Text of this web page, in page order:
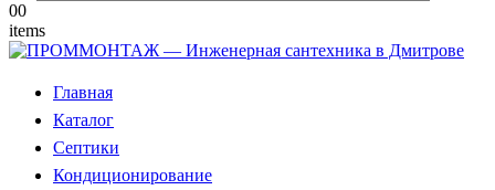
00
items
Главная
Каталог
Септики
Кондиционирование